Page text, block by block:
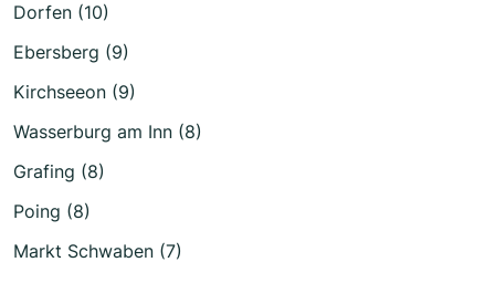
Dorfen (10)
Ebersberg (9)
Kirchseeon (9)
Wasserburg am Inn (8)
Grafing (8)
Poing (8)
Markt Schwaben (7)